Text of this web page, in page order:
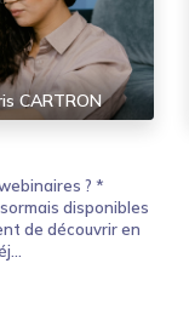
CARTRON
? *
disponibles
de découvrir en